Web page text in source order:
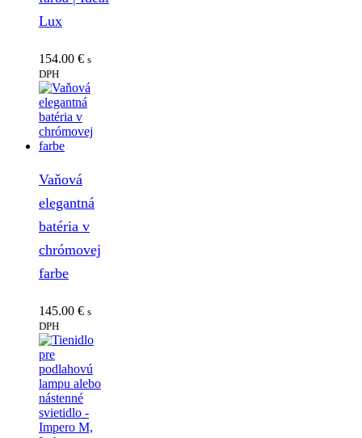
Lux
154.00 € s
DPH
Vaňová
elegantná
batéria v
chrómovej
farbe
145.00 € s
DPH